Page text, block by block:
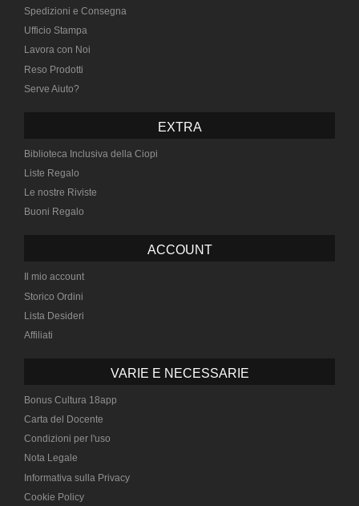
Spedizioni e Consegna
Ufficio Stampa
Lavora con Noi
Reso Prodotti
Serve Aiuto?
EXTRA
Biblioteca Inclusiva della Ciopi
Liste Regalo
Le nostre Riviste
Buoni Regalo
ACCOUNT
Il mio account
Storico Ordini
Lista Desideri
Affiliati
VARIE E NECESSARIE
Bonus Cultura 18app
Carta del Docente
Condizioni per l'uso
Nota Legale
Informativa sulla Privacy
Cookie Policy